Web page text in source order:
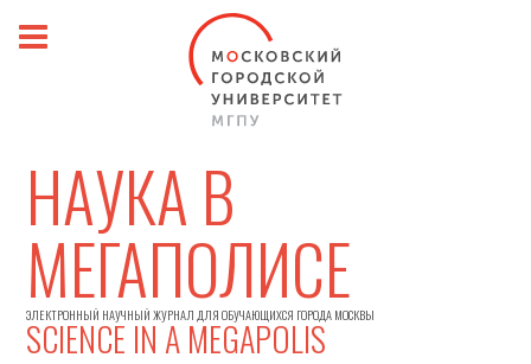
НАУКА В
МЕГАПОЛИСЕ
ЭЛЕКТРОННЫЙ НАУЧНЫЙ ЖУРНАЛ ДЛЯ ОБУЧАЮЩИХСЯ ГОРОДА МОСКВЫ
SCIENCE IN A MEGAPOLIS